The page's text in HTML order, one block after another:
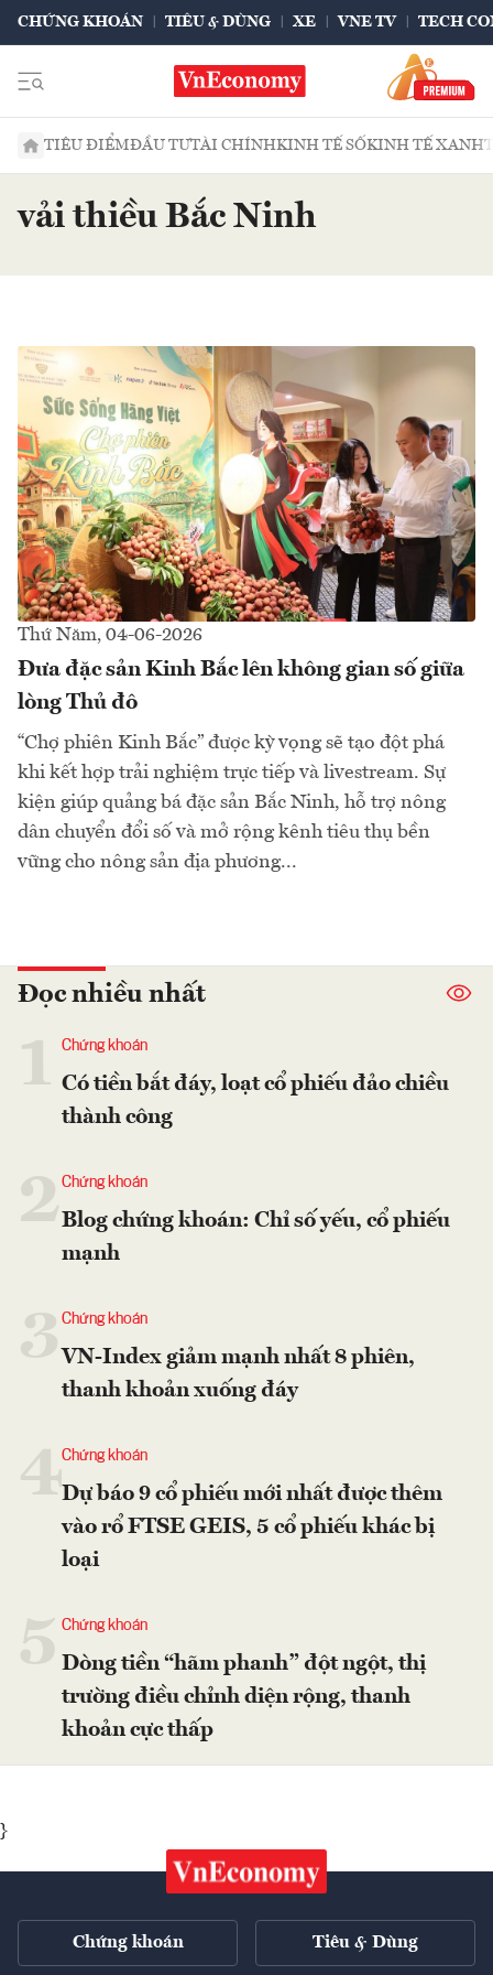
CHỨNG KHOÁN TIÊU & DÙNG XE VNE TV TECH
TIÊU ĐIỂMĐẦU TƯTÀI CHÍNHKINH TẾ SỐKINH TẾ XANH
vải thiều Bắc Ninh
Thứ Năm, 04-06-2026
Đưa đặc sản Kinh Bắc lên không gian số giữa
lòng Thủ đô
“Chợ phiên Kinh Bắc” được kỳ vọng sẽ tạo đột phá
khi kết hợp trải nghiệm trực tiếp và livestream. Sự
kiện giúp quảng bá đặc sản Bắc Ninh, hỗ trợ nông
dân chuyển đổi số và mở rộng kênh tiêu thụ bền
vững cho nông sản địa phương...
Đọc nhiều nhất
Chứng khoán
Có tiền bắt đáy, loạt cổ phiếu đảo chiều
thành công
2Chứng khoán
Blog chứng khoán: Chỉ số yếu, cổ phiếu
mạnh
Chứng khoán
VN-Index giảm mạnh nhất 8 phiên,
thanh khoản xuống đáy
4Chứng khoán
Dự báo 9 cổ phiếu mới nhất được thêm
vào rổ FTSE GEIS, 5 cổ phiếu khác bị
loại
Chứng khoán
Dòng tiền “hãm phanh” đột ngột, thị
trường điều chỉnh diện rộng, thanh
khoản cực thấp
}
Chứng khoán Tiêu & Dùng